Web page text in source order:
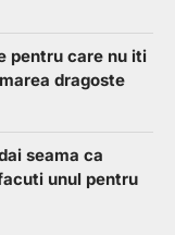
pentru care nu iti
dragoste
seama ca
unul pentru